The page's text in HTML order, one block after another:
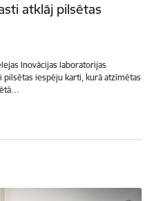
atklāj pilsētas
Inovācijas laboratorijas
iespēju karti, kurā atzīmētas